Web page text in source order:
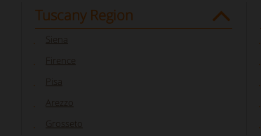
Tuscany Region
Siena
Firence
Pisa
Arezzo
Grosseto